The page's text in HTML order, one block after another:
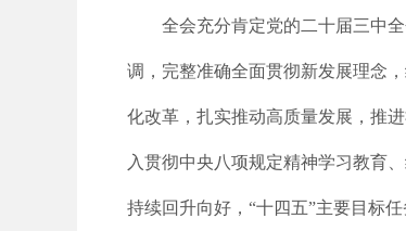
全会充分肯定党的二十届三中
调，完整准确全面贯彻新发展理念
化改革，扎实推动高质量发展，推
入贯彻中央八项规定精神学习教育
持续回升向好，“十四五”主要目标